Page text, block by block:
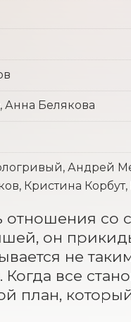
Анна Белякова
Андрей
Кристина
со
он
не
все
план,